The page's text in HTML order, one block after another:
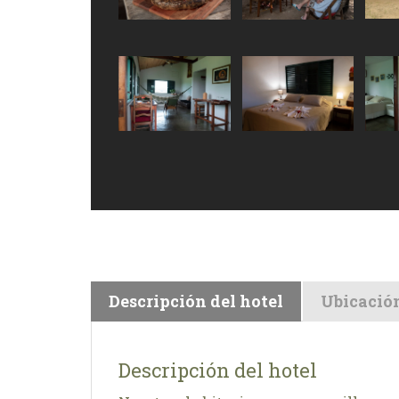
Descripción del hotel
Descripción del hotel